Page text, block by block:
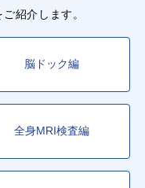
紹介します。
脳ドック編
全身MRI検査編